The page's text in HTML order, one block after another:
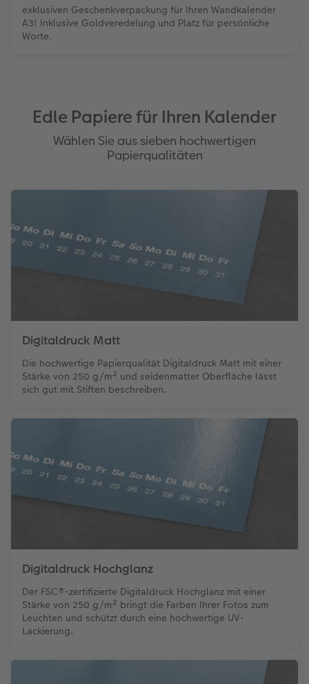
exklusiven Geschenkverpackung für Ihren Wandkalender
A3! Inklusive Goldveredelung und Platz für persönliche
Worte.
Edle Papiere für Ihren Kalender
Wählen Sie aus sieben hochwertigen
Papierqualitäten
Digitaldruck Matt
Die hochwertige Papierqualität Digitaldruck Matt mit einer
Stärke von 250 g/m² und seidenmatter Oberfläche lässt
sich gut mit Stiften beschreiben.
Digitaldruck Hochglanz
Der FSC®-zertifizierte Digitaldruck Hochglanz mit einer
Stärke von 250 g/m² bringt die Farben Ihrer Fotos zum
Leuchten und schützt durch eine hochwertige UV-
Lackierung.